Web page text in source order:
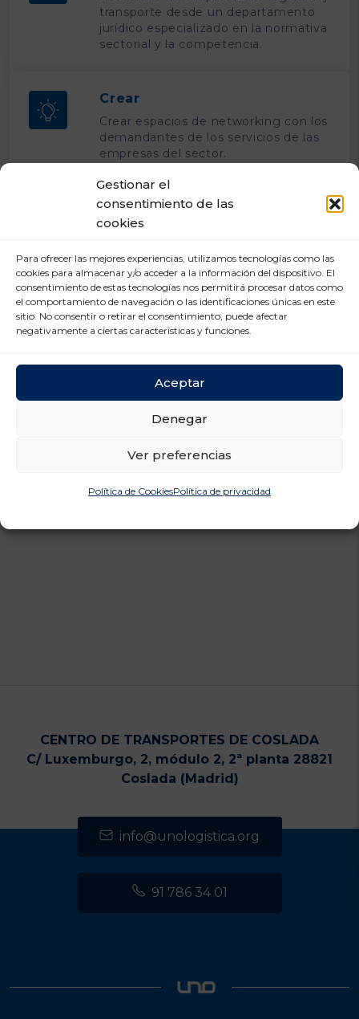
Gestionar el
consentimiento de las
cookies
Para ofrecer las mejores experiencias, utilizamos tecnologías como las
cookies para almacenar y/o acceder a la información del dispositivo. El
consentimiento de estas tecnologías nos permitirá procesar datos como
el comportamiento de navegación o las identificaciones únicas en este
sitio. No consentir o retirar el consentimiento, puede afectar
negativamente a ciertas características y funciones.
Aceptar
Denegar
Ver preferencias
Política de CookiesPolítica de privacidad
transporte desde un departamento
jurídico especializado en la normativa
sectorial y la competencia.
Crear
Crear espacios de networking con los
demandantes de los servicios de las
empresas del sector.
Fomentar
Fomentar la mejora continua de las
Asegurar
Asegurar un mercado con libre
competencia y mejorar el ecosistema
Digitalizar
Favorecer el conocimiento y la
adopción de herramientas
CENTRO DE TRANSPORTES DE COSLADA
C/ Luxemburgo, 2, módulo 2, 2ª planta 28821
Coslada (Madrid)
info@unologistica.org
91 786 34 01